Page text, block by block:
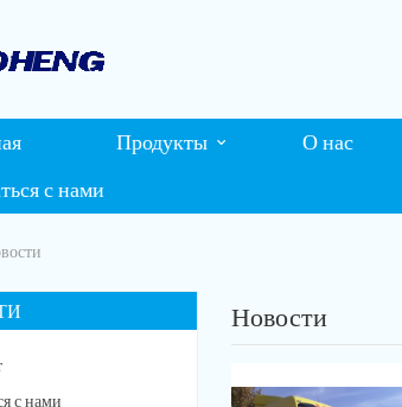
Продукты О нас
с нами
с нами
Новости